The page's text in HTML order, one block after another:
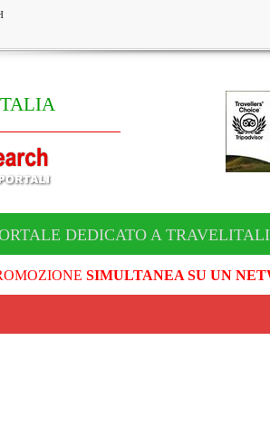
DEDICATO A
SIMULTANEA SU UN